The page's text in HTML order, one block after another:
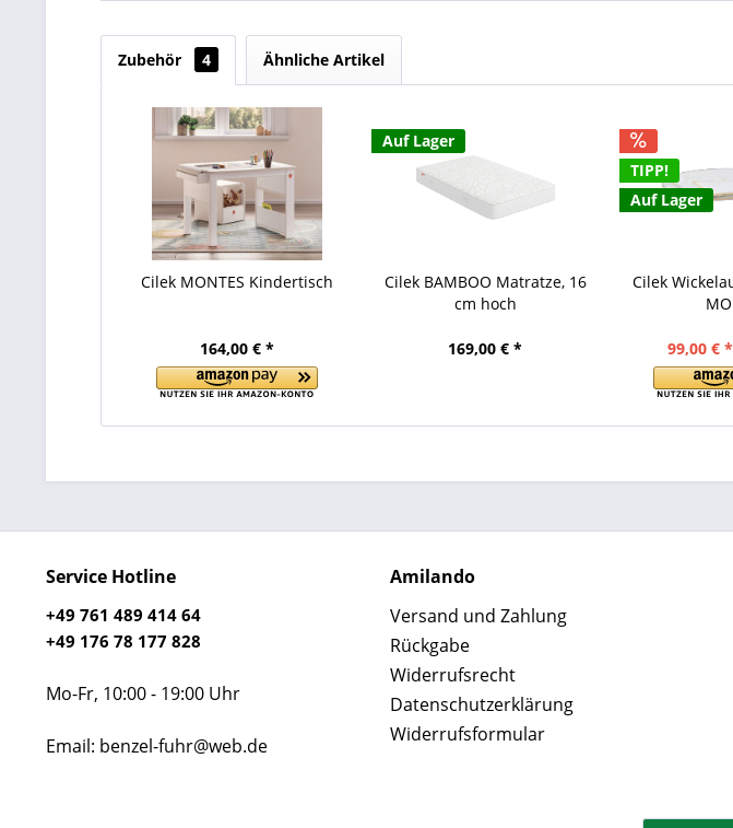
Zubehör 4 Ähnliche Artikel
Cilek MONTES Kindertisch
164,00 € *
Auf Lager
Cilek BAMBOO Matratze, 16
cm hoch
169,00 € *
TIPP!
Auf Lager
Cilek
99,00 € *
Service Hotline
+49 761 489 414 64
+49 176 78 177 828
Mo-Fr, 10:00 - 19:00 Uhr
Email: benzel-fuhr@web.de
Amilando
Versand und Zahlung
Rückgabe
Widerrufsrecht
Datenschutzerklärung
Widerrufsformular